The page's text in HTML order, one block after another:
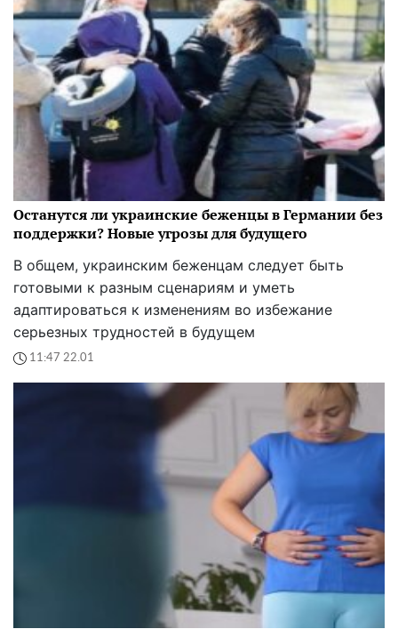
Останутся ли украинские беженцы в Германии без
поддержки? Новые угрозы для будущего
В общем, украинским беженцам следует быть
готовыми к разным сценариям и уметь
адаптироваться к изменениям во избежание
серьезных трудностей в будущем
11:47 22.01